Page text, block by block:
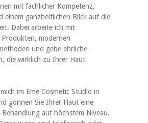
mit fachlicher Kompetenz,
einem ganzheitlichen Blick auf die
Dabei arbeite ich mit
modernen
und gebe ehrliche
die wirklich zu Ihrer Haut
im Emé Cosmetic Studio in
gönnen Sie Ihrer Haut eine
auf höchstem Niveau.